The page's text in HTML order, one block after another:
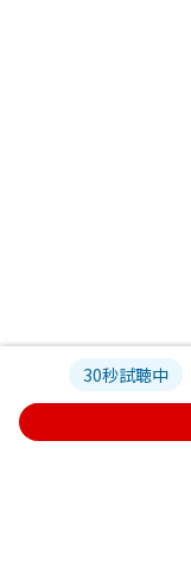
30秒試聴中